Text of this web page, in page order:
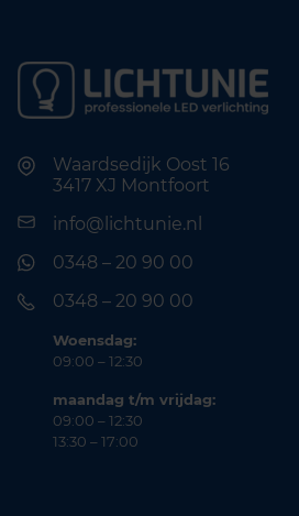
Waardsedijk Oost 16
3417 XJ Montfoort
info@lichtunie.nl
0348 – 20 90 00
0348 – 20 90 00
Woensdag:
09:00 – 12:30
maandag t/m vrijdag:
09:00 – 12:30
13:30 – 17:00